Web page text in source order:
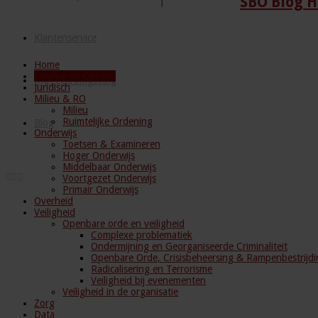
Mijn Leeromgeving
Blog
Home
Juridisch
Milieu & RO
Milieu
Ruimtelijke Ordening
Onderwijs
Toetsen & Examineren
Hoger Onderwijs
Middelbaar Onderwijs
Voortgezet Onderwijs
Primair Onderwijs
Overheid
Veiligheid
Openbare orde en veiligheid
Complexe problematiek
Ondermijning en Georganiseerde Criminaliteit
Openbare Orde, Crisisbeheersing &
Radicalisering en Terrorisme
Veiligheid bij evenementen
Veiligheid in de organisatie
Zorg
Data